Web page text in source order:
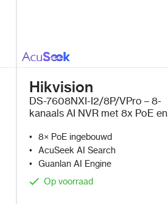
Hikvision
DS-7608NXI-I2/8P/VPro – 8-
kanaals AI NVR met 8x PoE en
8× PoE ingebouwd
AcuSeek AI Search
Guanlan AI Engine
Op voorraad